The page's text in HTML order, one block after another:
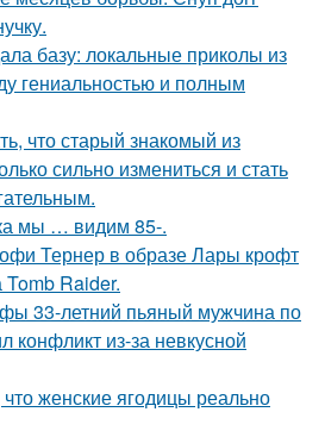
базу: локальные приколы из
гениальностью и полным
что старый знакомый из
сильно измениться и стать
мы … видим 85-.
Тернер в образе Лары крофт
Raider.
33-летний пьяный мужчина по
конфликт из-за невкусной
женские ягодицы реально